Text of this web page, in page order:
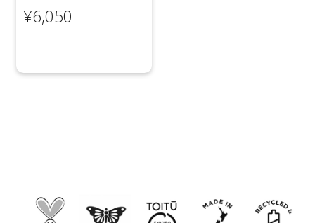
＜シトラス＞ 5L
¥6,050